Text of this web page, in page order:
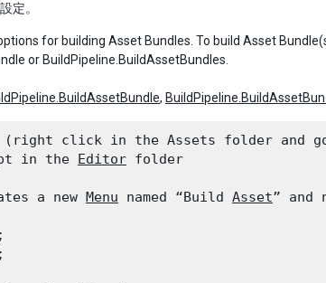
定。
for building Asset Bundles. To build Asset
or BuildPipeline.BuildAssetBundles.
,
click in the Assets folder and
in the Editor folder
a new Menu named “Build Asset” and